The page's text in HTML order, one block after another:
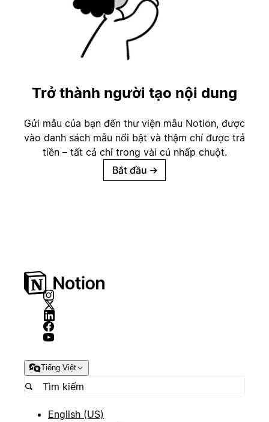
Trở thành người tạo nội dung
Gửi mẫu của bạn đến thư viện mẫu Notion, được
vào danh sách mẫu nổi bật và thậm chí được trả
tiền – tất cả chỉ trong vài cú nhấp chuột.
Bắt đầu →
Tiếng Việt
English (US)